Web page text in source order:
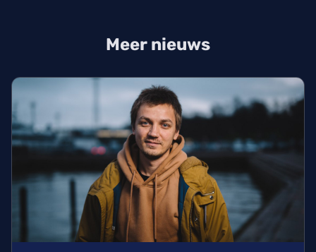
Meer nieuws